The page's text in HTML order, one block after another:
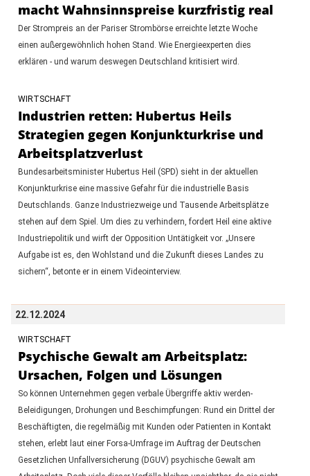
macht Wahnsinnspreise kurzfristig real
Der Strompreis an der Pariser Strombörse erreichte letzte Woche
einen außergewöhnlich hohen Stand. Wie Energieexperten dies
erklären - und warum deswegen Deutschland kritisiert wird.
WIRTSCHAFT
Industrien retten: Hubertus Heils
Strategien gegen Konjunkturkrise und
Arbeitsplatzverlust
Bundesarbeitsminister Hubertus Heil (SPD) sieht in der aktuellen
Konjunkturkrise eine massive Gefahr für die industrielle Basis
Deutschlands. Ganze Industriezweige und Tausende Arbeitsplätze
stehen auf dem Spiel. Um dies zu verhindern, fordert Heil eine aktive
Industriepolitik und wirft der Opposition Untätigkeit vor. „Unsere
Aufgabe ist es, den Wohlstand und die Zukunft dieses Landes zu
sichern“, betonte er in einem Videointerview.
22.12.2024
WIRTSCHAFT
Psychische Gewalt am Arbeitsplatz:
Ursachen, Folgen und Lösungen
So können Unternehmen gegen verbale Übergriffe aktiv werden-
Beleidigungen, Drohungen und Beschimpfungen: Rund ein Drittel der
Beschäftigten, die regelmäßig mit Kunden oder Patienten in Kontakt
stehen, erlebt laut einer Forsa-Umfrage im Auftrag der Deutschen
Gesetzlichen Unfallversicherung (DGUV) psychische Gewalt am